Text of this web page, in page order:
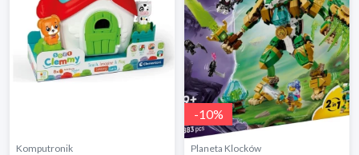
Komputronik
-10%
Planeta Klocków